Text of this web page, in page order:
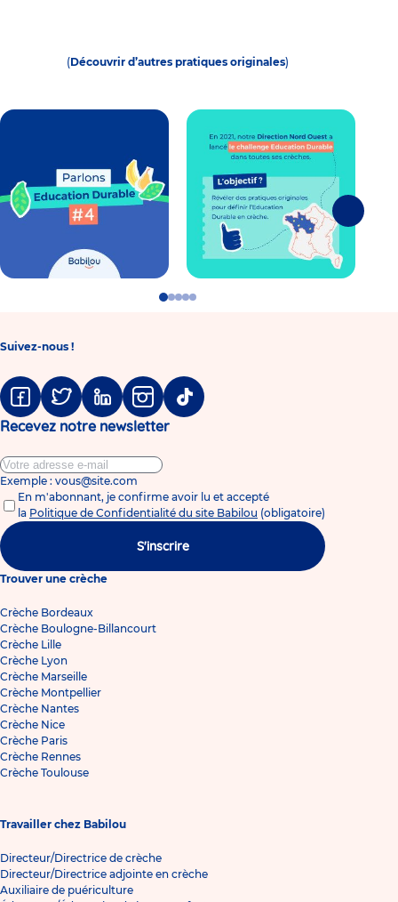
(Découvrir d’autres pratiques originales)
GoGoGo
GoGo
Suivez-nous !
FacebookTwitter LinkedinInstagramTiktok
Recevez notre newsletter
Exemple : vous@site.com
En m'abonnant, je confirme avoir lu et accepté
la Politique de Confidentialité du site Babilou (obligatoire)
S'inscrire
Trouver une crèche
Crèche Bordeaux
Crèche Boulogne-Billancourt
Crèche Lille
Crèche Lyon
Crèche Marseille
Crèche Montpellier
Crèche Nantes
Crèche Nice
Crèche Paris
Crèche Rennes
Crèche Toulouse
Travailler chez Babilou
Directeur/Directrice de crèche
Directeur/Directrice adjointe en crèche
Auxiliaire de puériculture